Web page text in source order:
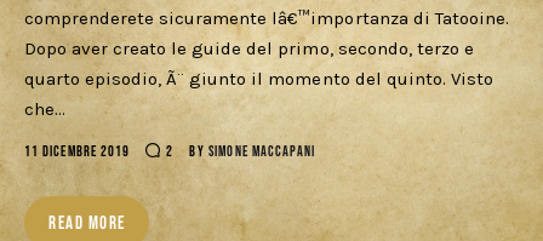
comprenderete sicuramente lâ€™importanza di Tatooine.
Dopo aver creato le guide del primo, secondo, terzo e
quarto episodio, Ã¨ giunto il momento del quinto. Visto
che…
11 DICEMBRE 2019 2 BY SIMONE MACCAPANI
READ MORE